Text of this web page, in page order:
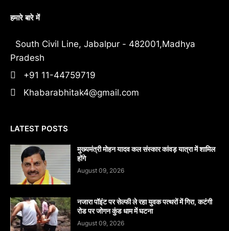
हमारे बारे में
South Civil Line, Jabalpur - 482001,Madhya
Pradesh
+91 11-44759719
Khabarabhitak4@gmail.com
LATEST POSTS
मुख्यमंत्री मोहन यादव कल संस्कार कांवड़ यात्रा में शामिल
होंगे
August 09, 2026
नजारा पॉइंट पर सेल्फी ले रहा युवक पत्थरों में गिरा, कटंगी
रोड पर जोगन कुंड धाम में घटना
August 09, 2026